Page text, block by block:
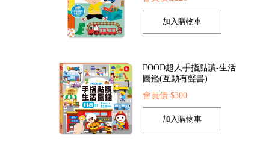
FOOD超人手指點讀-生活
圖鑑(互動有聲書)
會員價:$300
FOOD超人夢幻泡泡槍
FOOD超人繽紛